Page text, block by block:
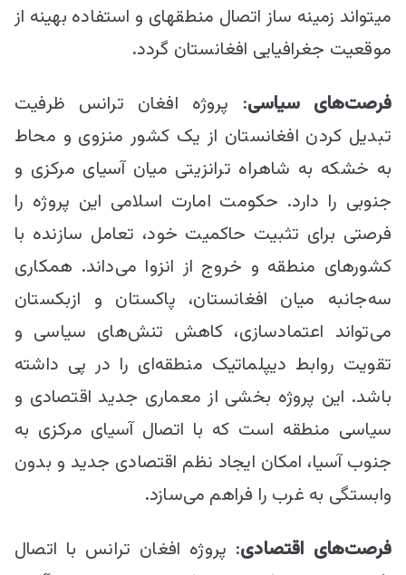
می‎تواند زمینه ساز اتصال منطقه‎ای و استفاده بهینه از
موقعیت جغرافیایی افغانستان گردد.
فرصت‌های سیاسی: پروژه افغان ترانس ظرفیت
تبدیل کردن افغانستان از یک کشور منزوی و محاط
به خشکه به شاهراه ترانزیتی میان آسیای مرکزی و
جنوبی را دارد. حکومت امارت اسلامی این پروژه را
فرصتی برای تثبیت حاکمیت خود، تعامل سازنده با
کشورهای منطقه و خروج از انزوا می‌داند. همکاری
سه‌جانبه میان افغانستان، پاکستان و ازبکستان
می‌تواند اعتمادسازی، کاهش تنش‌های سیاسی و
تقویت روابط دیپلماتیک منطقه‌ای را در پی داشته
باشد. این پروژه بخشی از معماری جدید اقتصادی و
سیاسی منطقه است که با اتصال آسیای مرکزی به
جنوب آسیا، امکان ایجاد نظم اقتصادی جدید و بدون
وابستگی به غرب را فراهم می‌سازد.
فرصت‌های اقتصادی: پروژه افغان ترانس با اتصال